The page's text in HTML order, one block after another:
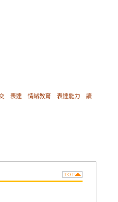
表達 情緒教育 表達能力
讀